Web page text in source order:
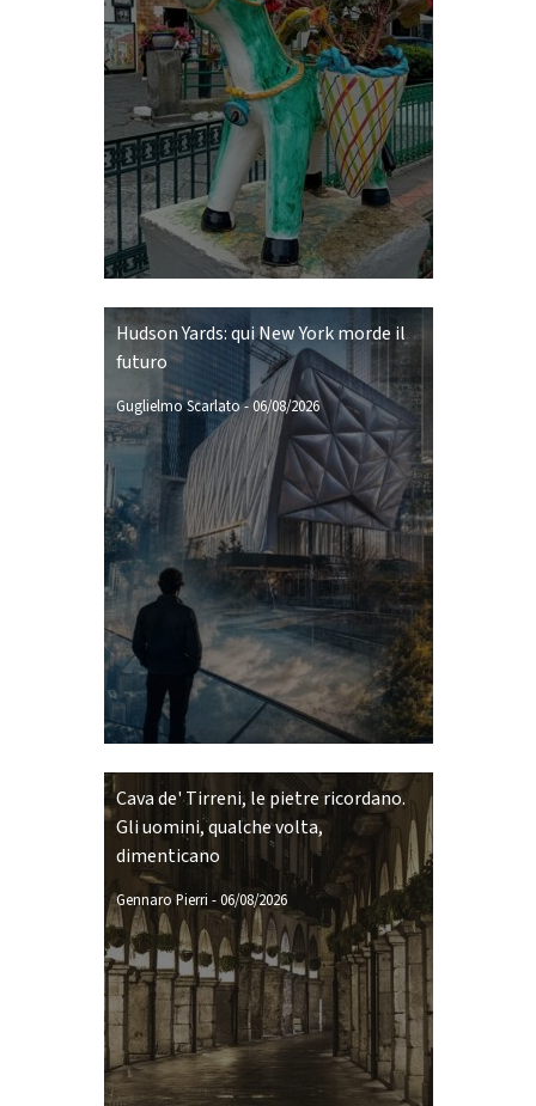
Hudson Yards: qui New York morde il
futuro
Guglielmo Scarlato-06/08/2026
Cava de' Tirreni, le pietre ricordano.
Gli uomini, qualche volta,
dimenticano
Gennaro Pierri -06/08/2026